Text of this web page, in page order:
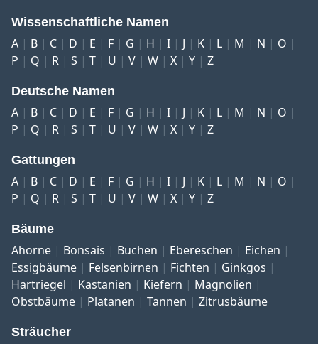
Wissenschaftliche Namen
A B C D E F G H I J K L M N
O
P
Q R S T U V W X Y Z
Deutsche Namen
A B C D E F G H I J K L M N
O
P
Q R S T U V W X Y Z
Gattungen
A B C D E F G H I J K L M N
O
P
Q R S T U V W X Y Z
Bäume
Ahorne Bonsais Buchen Ebereschen
Eichen
Essigbäume
Felsenbirnen Fichten
Ginkgos
Hartriegel
Kastanien Kiefern
Magnolien
Obstbäume
Platanen Tannen Zitrusbäume
Sträucher